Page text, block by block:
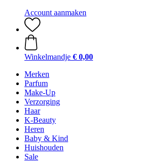
Account aanmaken
Winkelmandje € 0,00
Merken
Parfum
Make-Up
Verzorging
Haar
K-Beauty
Heren
Baby & Kind
Huishouden
Sale